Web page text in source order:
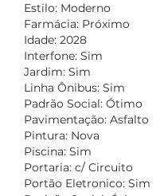
Estilo: Moderno
Farmácia: Próximo
Idade: 2028
Interfone: Sim
Jardim: Sim
Linha Ônibus: Sim
Padrão Social: Ótimo
Pavimentação: Asfalto
Pintura: Nova
Piscina: Sim
Portaria: c/ Circuito
Portão Eletronico: Sim